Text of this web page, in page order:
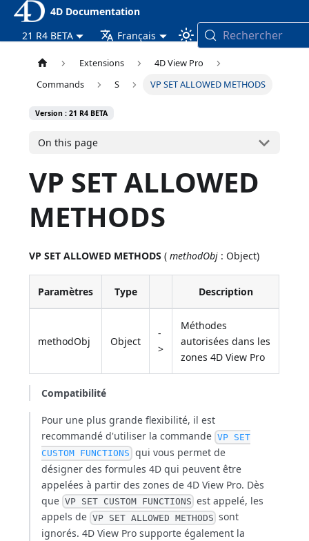
4D Documentation
21 R4 BETA
Français Rechercher
Extensions
4D View Pro
Commands
S VP SET ALLOWED METHODS
Version : 21 R4 BETA
On this page
VP SET ALLOWED
METHODS
VP SET ALLOWED METHODS (methodObj : Object)
Paramètres Type Description
methodObj Object
-
>
Méthodes
autorisées dans les
zones 4D View Pro
Compatibilité
Pour une plus grande flexibilité, il est
recommandé d'utiliser la commande VP SET
CUSTOM FUNCTIONS qui vous permet de
désigner des formules 4D qui peuvent être
appelées à partir des zones de 4D View Pro. Dès
que VP SET CUSTOM FUNCTIONS est appelé, les
appels de VP SET ALLOWED METHODS sont
ignorés. 4D View Pro supporte également la